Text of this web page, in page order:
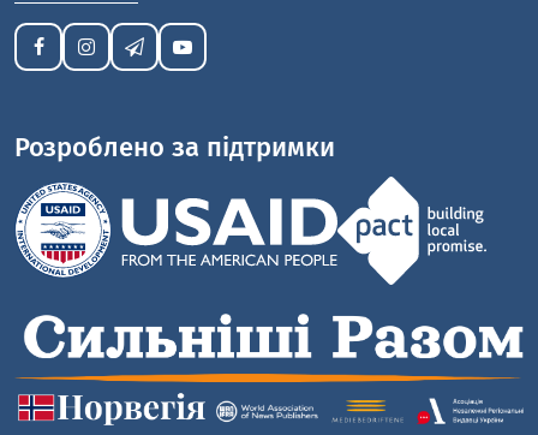
Розроблено за підтримки